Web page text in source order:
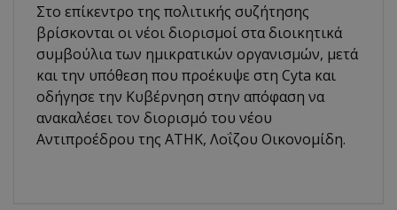
Στο επίκεντρο της πολιτικής συζήτησης
βρίσκονται οι νέοι διορισμοί στα διοικητικά
συμβούλια των ημικρατικών οργανισμών, μετά
και την υπόθεση που προέκυψε στη Cyta και
οδήγησε την Κυβέρνηση στην απόφαση να
ανακαλέσει τον διορισμό του νέου
Αντιπροέδρου της ΑΤΗΚ, Λοΐζου Οικονομίδη.